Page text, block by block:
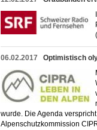
06.02.2017
Optimistisch
wurde. Die Agenda
Alpenschutzkommission